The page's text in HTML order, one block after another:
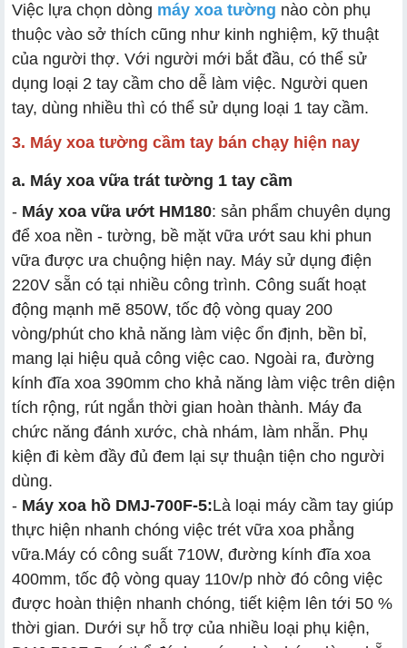
Việc lựa chọn dòng máy xoa tường nào còn phụ
thuộc vào sở thích cũng như kinh nghiệm, kỹ thuật
của người thợ. Với người mới bắt đầu, có thể sử
dụng loại 2 tay cầm cho dễ làm việc. Người quen
tay, dùng nhiều thì có thể sử dụng loại 1 tay cầm.
3. Máy xoa tường cầm tay bán chạy hiện nay
a. Máy xoa vữa trát tường 1 tay cầm
- Máy xoa vữa ướt HM180: sản phẩm chuyên dụng
để xoa nền - tường, bề mặt vữa ướt sau khi phun
vữa được ưa chuộng hiện nay. Máy sử dụng điện
220V sẵn có tại nhiều công trình. Công suất hoạt
động mạnh mẽ 850W, tốc độ vòng quay 200
vòng/phút cho khả năng làm việc ổn định, bền bỉ,
mang lại hiệu quả công việc cao. Ngoài ra, đường
kính đĩa xoa 390mm cho khả năng làm việc trên diện
tích rộng, rút ngắn thời gian hoàn thành. Máy đa
chức năng đánh xước, chà nhám, làm nhẵn. Phụ
kiện đi kèm đầy đủ đem lại sự thuận tiện cho người
dùng.
- Máy xoa hồ DMJ-700F-5:Là loại máy cầm tay giúp
thực hiện nhanh chóng việc trét vữa xoa phẳng
vữa.Máy có công suất 710W, đường kính đĩa xoa
400mm, tốc độ vòng quay 110v/p nhờ đó công việc
được hoàn thiện nhanh chóng, tiết kiệm lên tới 50 %
thời gian. Dưới sự hỗ trợ của nhiều loại phụ kiện,